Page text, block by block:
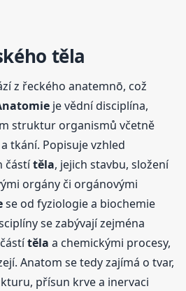
těla
z řeckého anatemnō, což
je vědní disciplína,
struktur organismů včetně
a tkání. Popisuje vzhled
částítěla, jejich stavbu, složení
orgány či orgánovými
se od fyziologie a biochemie
se zabývají zejména
těla a chemickými procesy,
Anatom se tedy zajímá o tvar,
přísun krve a inervaci